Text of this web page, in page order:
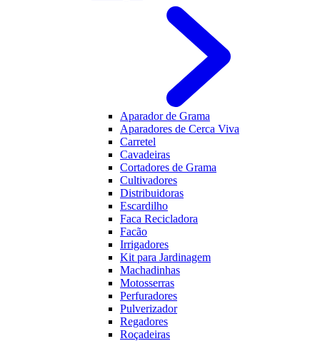
Aparador de Grama
Aparadores de Cerca Viva
Carretel
Cavadeiras
Cortadores de Grama
Cultivadores
Distribuidoras
Escardilho
Faca Recicladora
Facão
Irrigadores
Kit para Jardinagem
Machadinhas
Motosserras
Perfuradores
Pulverizador
Regadores
Roçadeiras